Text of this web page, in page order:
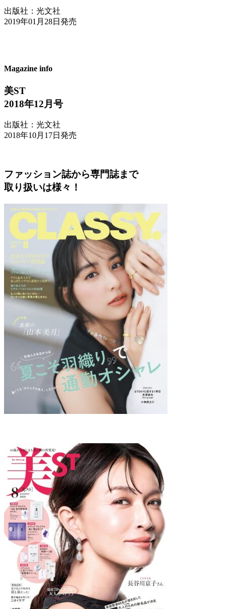
出版社：光文社
2019年01月28日発売
Magazine info
美ST
2018年12月号
出版社：光文社
2018年10月17日発売
ファッション誌から専門誌まで
取り扱いは様々！